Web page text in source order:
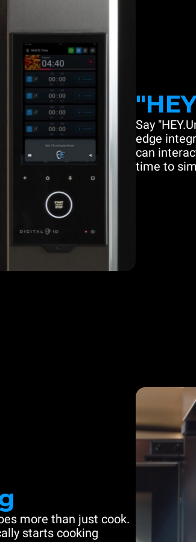
Say
edge
can
time to
more than just cook.
starts cooking